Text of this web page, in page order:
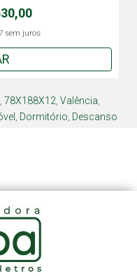
sem juros
78X188X12 Valência
Dormitório Descanso